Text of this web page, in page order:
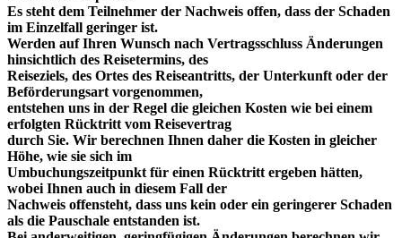
Es steht dem Teilnehmer der Nachweis offen, dass der Schaden
im Einzelfall geringer ist.
Werden auf Ihren Wunsch nach Vertragsschluss Änderungen
hinsichtlich des Reisetermins, des
Reiseziels, des Ortes des Reiseantritts, der Unterkunft oder der
Beförderungsart vorgenommen,
entstehen uns in der Regel die gleichen Kosten wie bei einem
erfolgten Rücktritt vom Reisevertrag
durch Sie. Wir berechnen Ihnen daher die Kosten in gleicher
Höhe, wie sie sich im
Umbuchungszeitpunkt für einen Rücktritt ergeben hätten,
wobei Ihnen auch in diesem Fall der
Nachweis offensteht, dass uns kein oder ein geringerer Schaden
als die Pauschale entstanden ist.